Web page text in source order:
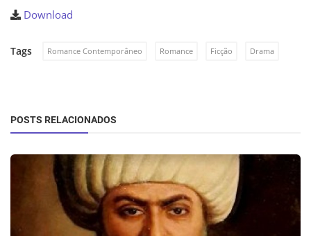
Download
Tags Romance Contemporâneo Romance Ficção Drama
POSTS RELACIONADOS